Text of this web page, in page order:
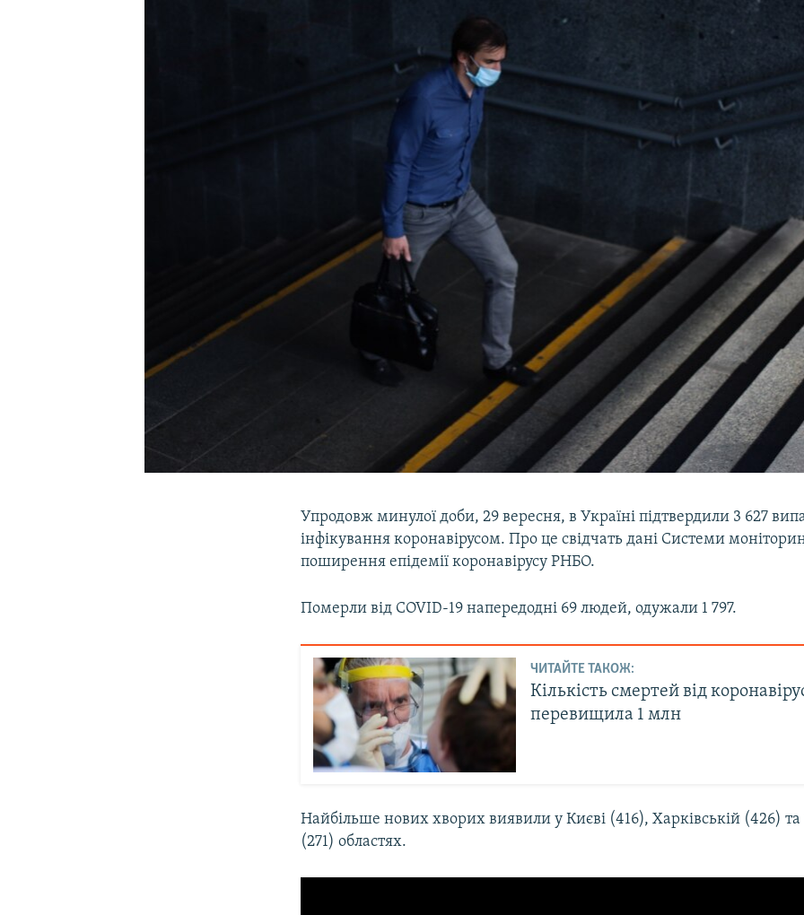
Упродовж минулої доби, 29 вересня, в Україні підтвердили 3 627
інфікування коронавірусом. Про це свідчать дані Системи
поширення епідемії коронавірусу РНБО.
Померли від COVID-19 напередодні 69 людей, одужали 1 797.
ЧИТАЙТЕ ТАКОЖ:
Кількість смертей від
перевищила 1 млн
Найбільше нових хворих виявили у Києві (416), Харківській (426) та
(271) областях.